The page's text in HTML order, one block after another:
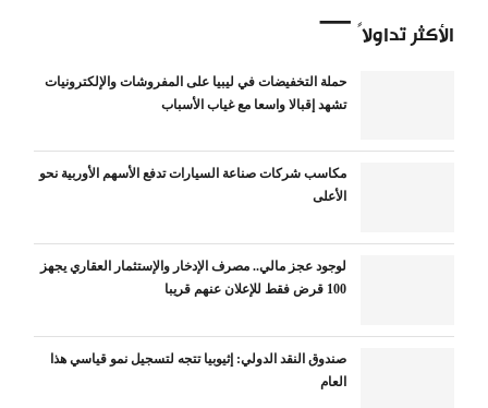
الأكثر تداولاً
حملة التخفيضات في ليبيا على المفروشات والإلكترونيات
تشهد إقبالا واسعا مع غياب الأسباب
مكاسب شركات صناعة السيارات تدفع الأسهم الأوربية نحو
الأعلى
لوجود عجز مالي.. مصرف الإدخار والإستثمار العقاري يجهز
100 قرض فقط للإعلان عنهم قريبا
صندوق النقد الدولي: إثيوبيا تتجه لتسجيل نمو قياسي هذا
العام